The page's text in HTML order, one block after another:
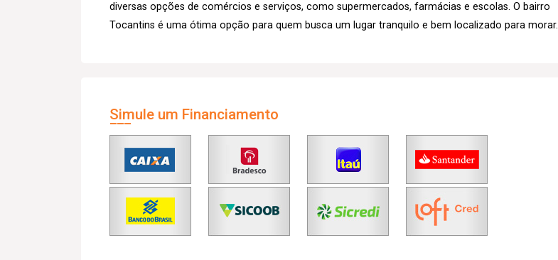
diversas opções de comércios e serviços, como supermercados, farmácias e escolas. O bairro
Tocantins é uma ótima opção para quem busca um lugar tranquilo e bem localizado para morar.
Simule um Financiamento